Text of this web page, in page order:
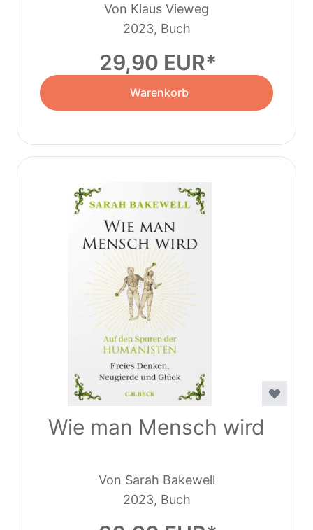
Von Klaus Vieweg
2023, Buch
29,90 EUR
Warenkorb
Wie man Mensch wird
Von Sarah Bakewell
2023, Buch